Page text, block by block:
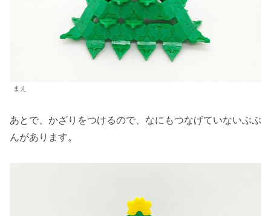
まえ
あとで、かざりをつけるので、なにもつなげていないぶぶ
んがあります。